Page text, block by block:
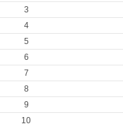
3
4
5
6
7
8
9
10